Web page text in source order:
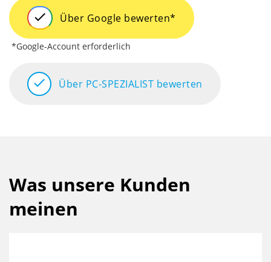
check Über Google bewerten*
*Google-Account erforderlich
check Über PC-SPEZIALIST bewerten
Was unsere Kunden
meinen